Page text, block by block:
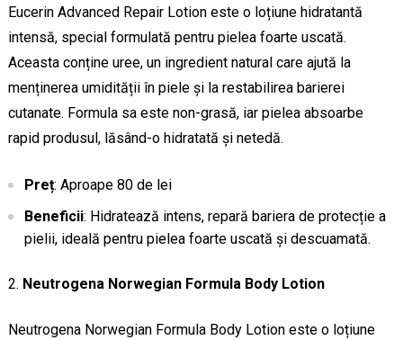
Eucerin Advanced Repair Lotion este o loțiune hidratantă
intensă, special formulată pentru pielea foarte uscată.
Aceasta conține uree, un ingredient natural care ajută la
menținerea umidității în piele și la restabilirea barierei
cutanate. Formula sa este non-grasă, iar pielea absoarbe
rapid produsul, lăsând-o hidratată și netedă.
Preț: Aproape 80 de lei
Beneficii: Hidratează intens, repară bariera de protecție a
pielii, ideală pentru pielea foarte uscată și descuamată.
Neutrogena Norwegian Formula Body Lotion
Neutrogena Norwegian Formula Body Lotion este o loțiune